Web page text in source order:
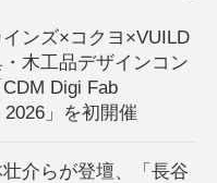
インズ×コクヨ×VUILD
木工品デザインコン
Digi Fab
」を初開催
介らが登壇、「長谷